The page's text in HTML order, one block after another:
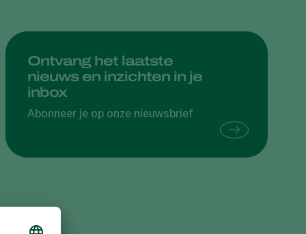
Poland
Portugal
Russia
Spain
Ontvang het laatste
nieuws en inzichten in je
inbox
Abonneer je op onze nieuwsbrief